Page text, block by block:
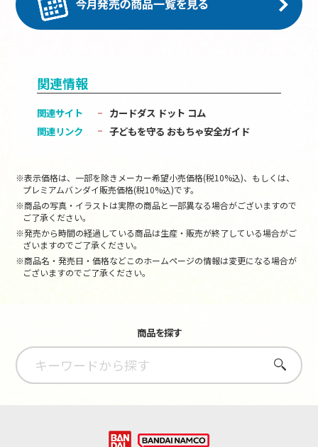
関連情報
関連サイト
カードダス ドット コム
関連リンク
子どもを守る おもちゃ安全ガイド
※表示価格は、一部を除きメーカー希望小売価格(税10%込)、もしくは、
プレミアムバンダイ販売価格(税10%込)です。
※商品の写真・イラストは実際の商品と一部異なる場合がございますので
ご了承ください。
※発売から時間の経過している商品は生産・販売が終了している場合がご
ざいますのでご了承ください。
※商品名・発売日・価格などこのホームページの情報は変更になる場合が
ございますのでご了承ください。
商品を探す
さがす